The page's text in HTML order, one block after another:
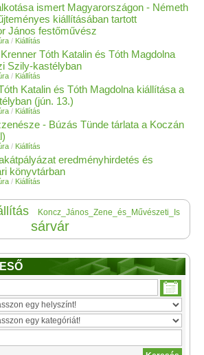
ismert Magyarországon - Németh
kiállításában tartott
János festőművész
/ Kiállítás
Tóth Katalin és Tóth Magdolna
Szily-kastélyban
/ Kiállítás
Katalin és Tóth Magdolna kiállítása a
(jún. 13.)
/ Kiállítás
- Búzás Tünde tárlata a Koczán
/ Kiállítás
eredményhirdetés és
könyvtárban
/ Kiállítás
Koncz_János_Zene_és_Művészeti_Is
sárvár